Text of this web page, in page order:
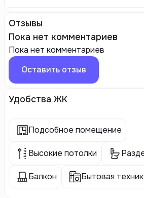
Отзывы
Пока нет комментариев
Пока нет комментариев
Оставить отзыв
Удобства ЖК
Подсобное помещение
Высокие потолки
Балкон Бытовая